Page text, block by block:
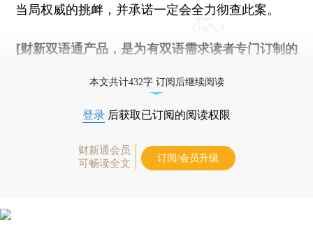
当局权威的挑衅，并承诺一定会全力彻查此案。
[财新双语通产品，是为有双语需求读者专门订制的
本文共计432字 订阅后继续阅读
登录 后获取已订阅的阅读权限
财新通会员
可畅读全文
订阅/会员升级